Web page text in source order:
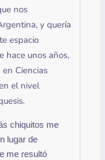
nos
y quería
espacio
hace unos años,
Ciencias
el nivel
chiquitos me
lugar de
me resultó